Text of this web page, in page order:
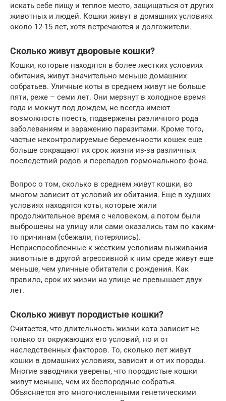
искать себе пищу и теплое место, защищаться от других
животных и людей. Кошки живут в домашних условиях
около 12-15 лет, хотя встречаются и долгожители.
Сколько живут дворовые кошки?
Кошки, которые находятся в более жестких условиях
обитания, живут значительно меньше домашних
собратьев. Уличные коты в среднем живут не больше
пяти, реже – семи лет. Они мерзнут в холодное время
года и мокнут под дождем, не всегда имеют
возможность поесть, подвержены различного рода
заболеваниям и заражению паразитами. Кроме того,
частые неконтролируемые беременности кошек еще
больше сокращают их срок жизни из-за различных
последствий родов и перепадов гормонального фона.
Вопрос о том, сколько в среднем живут кошки, во
многом зависит от условий их обитания. Еще в худших
условиях находятся коты, которые жили
продолжительное время с человеком, а потом были
выброшены на улицу или сами оказались там по каким-
то причинам (сбежали, потерялись).
Неприспособленные к жестким условиям выживания
животные в другой агрессивной к ним среде живут еще
меньше, чем уличные обитатели с рождения. Как
правило, срок их жизни на улице не превышает двух
лет.
Сколько живут породистые кошки?
Считается, что длительность жизни кота зависит не
только от окружающих его условий, но и от
наследственных факторов. То, сколько лет живут
кошки в домашних условиях, зависит и от их породы.
Многие заводчики уверены, что породистые кошки
живут меньше, чем их беспородные собратья.
Объясняется это многочисленными генетическими